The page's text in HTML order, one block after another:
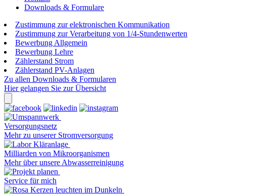
Downloads & Formulare
Zustimmung zur elektronischen Kommunikation
Zustimmung zur Verarbeitung von 1/4-Stundenwerten
Bewerbung Allgemein
Bewerbung Lehre
Zählerstand Strom
Zählerstand PV-Anlagen
Zu allen Downloads & Formularen
Hier gelangen Sie zur Übersicht
Versorgungsnetz
Mehr zu unserer Stromversorgung
Milliarden von Mikroorganismen
Mehr über unsere Abwasserreinigung
Service für mich